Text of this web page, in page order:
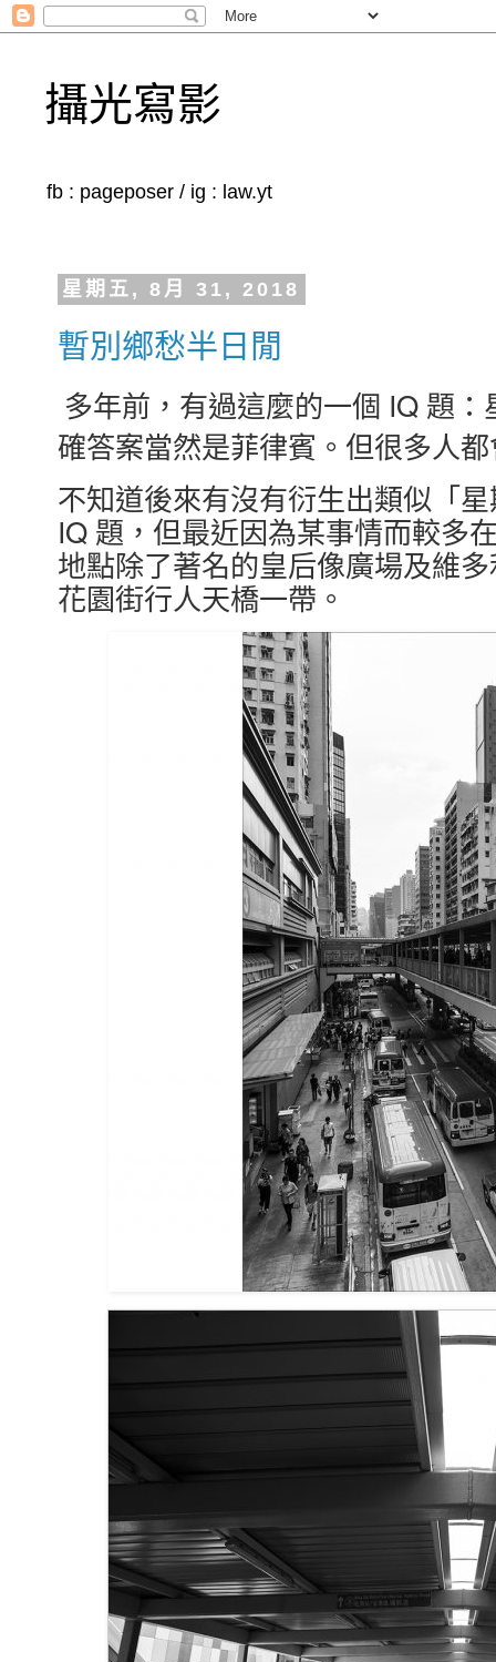
攝光寫影
fb : pageposer / ig : law.yt
星期五, 8月 31, 2018
暫別鄉愁半日閒
多年前，有過這麼的一個 IQ 題
確答案當然是菲律賓。但很多人
不知道後來有沒有衍生出類似「
IQ 題，但最近因為某事情而較多
地點除了著名的皇后像廣場及維
花園街行人天橋一帶。